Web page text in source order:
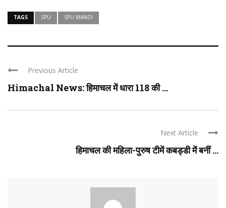
TAGS SPU SPU MANDI
Previous Article
Himachal News: हिमाचल में धारा 118 की ...
Next Article
हिमाचल की महिला-पुरुष टीमें कबड्डी में बनीं ...